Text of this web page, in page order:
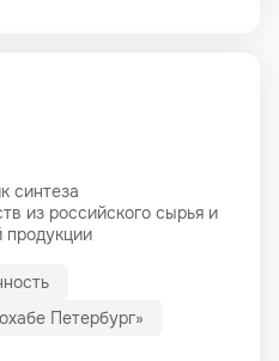
синтеза
из российского сырья и
продукции
Петербург»